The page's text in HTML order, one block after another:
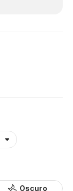
Oscuro